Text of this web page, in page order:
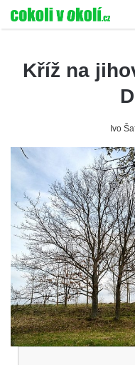
Kříž na
Ivo